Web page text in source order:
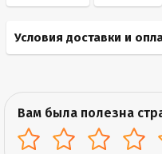
Условия доставки и
Вам была полезна